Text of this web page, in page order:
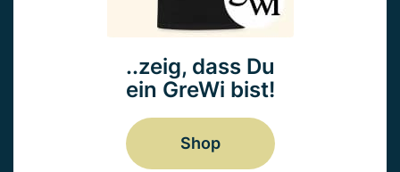
..zeig, dass Du
ein GreWi bist!
Shop